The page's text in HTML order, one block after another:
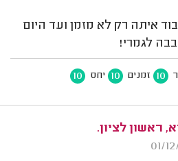
איתה רק לא מזמן ועד היום
לגמרי!
10 זמנים 10 יחס 10
ראשון לציון.